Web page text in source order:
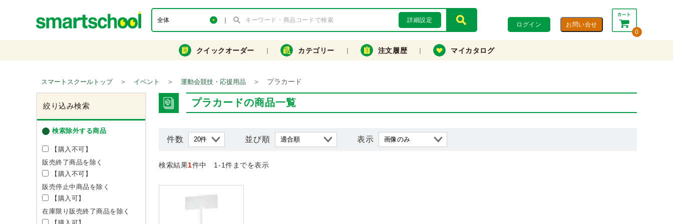
詳細設定
ログイン
0
合計： 0円
カートを見る・注文する
クイックオーダー カテゴリー 注文履歴 マイカタログ
スマートスクールトップ ＞ イベント ＞ 運動会競技・応援用品 ＞ プラカード
絞り込み検索
検索除外する商品
【購入不可】
販売終了商品を除く
【購入不可】
販売停止中商品を除く
【購入可】
在庫限り販売終了商品を除く
プラカードの商品一覧
件数 並び順 表示
検索結果1件中 1-1件までを表示